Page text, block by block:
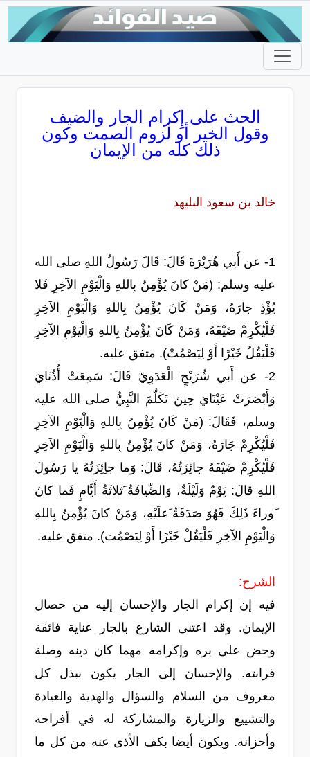
الحث على إِكرام الجار والضيف
وقول الخير أو لزوم الصمت وكون
ذلك كله من الإيمان
خالد بن سعود البليهد
1- عن أَبي هُرَيْرَةَ قَالَ: قَالَ رَسُولُ اللهِ صلى الله
عليه وسلم: (مَنْ كانَ يُؤْمِنُ بِاللهِ وَالْيَوْمِ الآخِرِ فَلا
يُؤْذِ جارَهُ، وَمَنْ كَانَ يُؤْمِنُ بِاللهِ وَالْيَوْمِ الآخِرِ
فَلْيُكْرِمْ ضَيْفَهُ، وَمَنْ كَانَ يُؤْمِنُ بِاللهِ وَالْيَوْمِ الآخِرِ
فَلْيَقُلُ خَيْرًا أَوْ لِيَصْمُتْ). متفق عليه.
2- عن أَبي شُرَيْحٍ الْعَدَوِيّ قَالَ: سَمِعَتْ أُذُنَايَ
وَأَبْصَرَتْ عَيْنَايَ حِينَ تَكَلَّمَ النَّبِيُّ صلى الله عليه
وسلم، فَقَالَ: (مَنْ كَانَ يُؤْمِنُ بِاللهِ وَالْيَوْمِ الآخِرِ
فَلْيُكْرِمْ جَارَهُ، وَمَنْ كانَ يُؤْمِنُ بِاللهِ وَالْيَوْمِ الآخِرِ
فَلْيُكْرِمْ ضَيْفَهُ جائِزَتُهُ، قَالَ: وَما جاِئِزَتُهُ يا رَسُولَ
اللهِ قالَ: يَوْمٌ وَلَيْلَةٌ، وَالضِّيافَةُ َثلاثَةُ أَيَّامٍ فَما كانَ
َوراءَ ذَلِكَ فَهُوَ صَدَقَةٌ َعلَيْهِ، وَمَنْ كانَ يُؤْمِنُ بِاللهِ
وَالْيَوْمِ الآخِرِ فَلْيَقُلْ خَيْرًا أَوْ لِيَصْمُت). متفق عليه.
الشرح:
فيه إن إكرام الجار والإحسان إليه من خصال
الإيمان. وقد اعتنى الشارع بالجار عناية فائقة
وحض على بره وإكرامه مهما كان دينه وصلة
قرابته. والإحسان إلى الجار يكون ببذل كل
معروف من السلام والسؤال والهدية والعيادة
والتشييع والزيارة والمشاركة له في أفراحه
وأحزانه. ويكون أيضا بكف الأذى عنه من كل ما